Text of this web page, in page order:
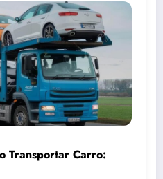
Transportar Carro: